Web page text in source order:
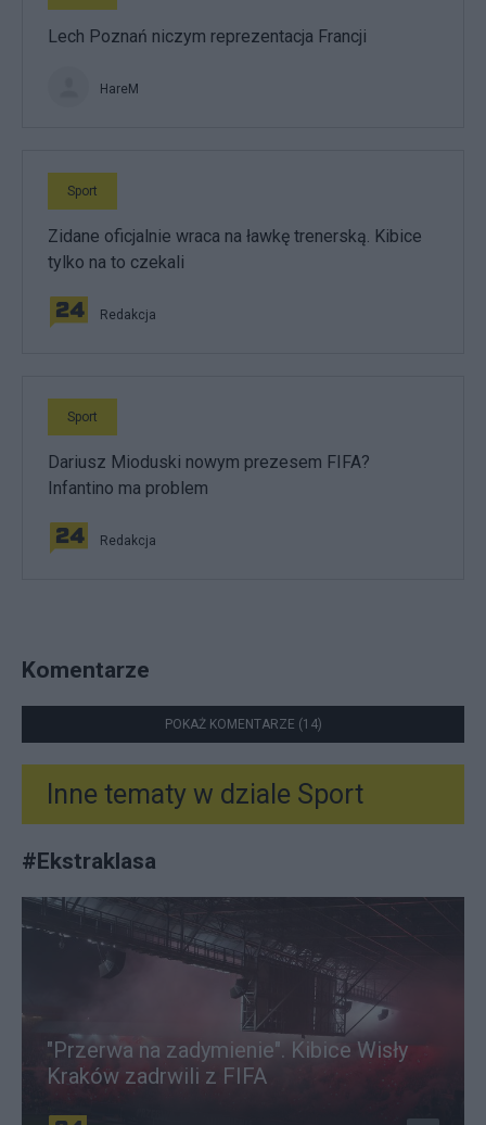
Lech Poznań niczym reprezentacja Francji
HareM
Sport
Zidane oficjalnie wraca na ławkę trenerską. Kibice
tylko na to czekali
Redakcja
Sport
Dariusz Mioduski nowym prezesem FIFA?
Infantino ma problem
Redakcja
Komentarze
POKAŻ KOMENTARZE (14)
Inne tematy w dziale Sport
#Ekstraklasa
"Przerwa na zadymienie". Kibice Wisły
Kraków zadrwili z FIFA